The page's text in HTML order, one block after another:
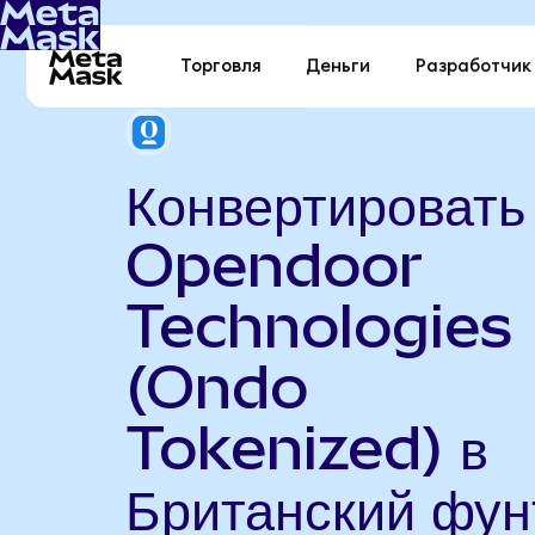
Торговля Деньги Разработчик
Конвертировать
Opendoor
Technologies
(Ondo
Tokenized) в
Британский